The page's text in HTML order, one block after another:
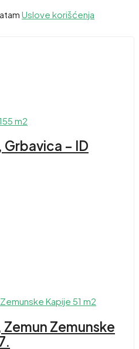
Uslove korišćenja
Grbavica – ID
Zemunske